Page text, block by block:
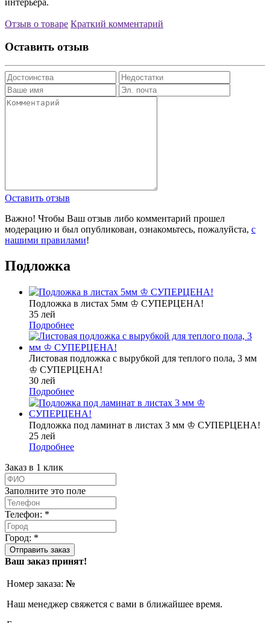
Отзыв о товаре Краткий комментарий
Оставить отзыв
Оставить отзыв
Важно! Чтобы Ваш отзыв либо комментарий прошел
модерацию и был опубликован, ознакомьтесь, пожалуйста, с
нашими правилами!
Подложка
Подложка в листах 5мм ♔ СУПЕРЦЕНА!
35 лей
Подробнее
Листовая подложка с вырубкой для теплого пола, 3 мм
♔ СУПЕРЦЕНА!
30 лей
Подробнее
Подложка под ламинат в листах 3 мм ♔ СУПЕРЦЕНА!
25 лей
Подробнее
Заказ в 1 клик
Заполните это поле
Телефон: *
Город: *
Ваш заказ принят!
Номер заказа: №
Наш менеджер свяжется с вами в ближайшее время.